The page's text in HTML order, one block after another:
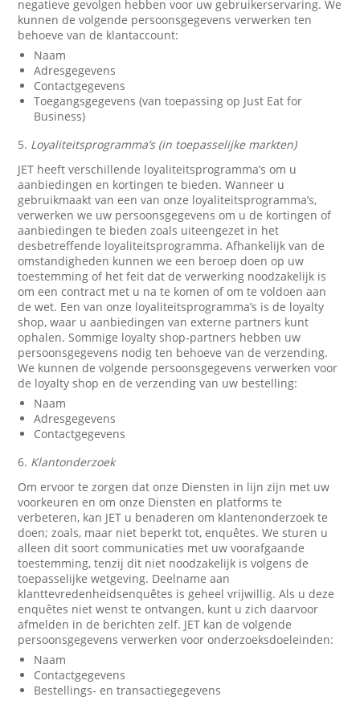
negatieve gevolgen hebben voor uw gebruikerservaring. We
kunnen de volgende persoonsgegevens verwerken ten
behoeve van de klantaccount:
Naam
Adresgegevens
Contactgegevens
Toegangsgegevens (van toepassing op Just Eat for
Business)
5. Loyaliteitsprogramma’s (in toepasselijke markten)
JET heeft verschillende loyaliteitsprogramma’s om u
aanbiedingen en kortingen te bieden. Wanneer u
gebruikmaakt van een van onze loyaliteitsprogramma’s,
verwerken we uw persoonsgegevens om u de kortingen of
aanbiedingen te bieden zoals uiteengezet in het
desbetreffende loyaliteitsprogramma. Afhankelijk van de
omstandigheden kunnen we een beroep doen op uw
toestemming of het feit dat de verwerking noodzakelijk is
om een contract met u na te komen of om te voldoen aan
de wet. Een van onze loyaliteitsprogramma’s is de loyalty
shop, waar u aanbiedingen van externe partners kunt
ophalen. Sommige loyalty shop-partners hebben uw
persoonsgegevens nodig ten behoeve van de verzending.
We kunnen de volgende persoonsgegevens verwerken voor
de loyalty shop en de verzending van uw bestelling:
Naam
Adresgegevens
Contactgegevens
6. Klantonderzoek
Om ervoor te zorgen dat onze Diensten in lijn zijn met uw
voorkeuren en om onze Diensten en platforms te
verbeteren, kan JET u benaderen om klantenonderzoek te
doen; zoals, maar niet beperkt tot, enquêtes. We sturen u
alleen dit soort communicaties met uw voorafgaande
toestemming, tenzij dit niet noodzakelijk is volgens de
toepasselijke wetgeving. Deelname aan
klanttevredenheidsenquêtes is geheel vrijwillig. Als u deze
enquêtes niet wenst te ontvangen, kunt u zich daarvoor
afmelden in de berichten zelf. JET kan de volgende
persoonsgegevens verwerken voor onderzoeksdoeleinden:
Naam
Contactgegevens
Bestellings- en transactiegegevens